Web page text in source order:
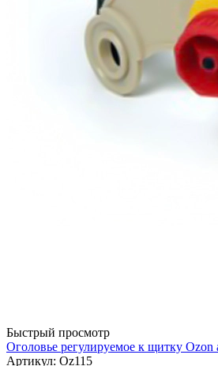
Быстрый просмотр
Оголовье регулируемое к щитку Ozon
Артикул: Oz115